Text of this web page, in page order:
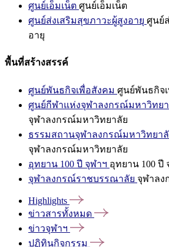
ศูนย์เอ็มเน็ต ศูนย์เอ็มเน็ต
ศูนย์ส่งเสริมสุขภาวะผู้สูงอายุ ศูนย์
อายุ
พื้นที่สร้างสรรค์
ศูนย์พันธกิจเพื่อสังคม ศูนย์พันธกิจ
ศูนย์กีฬาแห่งจุฬาลงกรณ์มหาวิทย
จุฬาลงกรณ์มหาวิทยาลัย
ธรรมสถานจุฬาลงกรณ์มหาวิทยา
จุฬาลงกรณ์มหาวิทยาลัย
อุทยาน 100 ปี จุฬาฯ อุทยาน 100 ปี
จุฬาลงกรณ์ราชบรรณาลัย จุฬาล
Highlights
ข่าวสารทั้งหมด
ข่าวจุฬาฯ
ปฏิทินกิจกรรม